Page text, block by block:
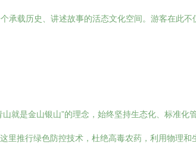
承载历史、讲述故事的活态文化空间。游客在此
就是金山银山”的理念，始终坚持生态化、标准
推行绿色防控技术，杜绝高毒农药，利用物理